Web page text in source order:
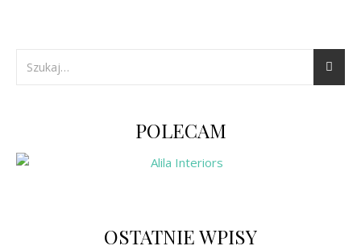
POLECAM
OSTATNIE WPISY